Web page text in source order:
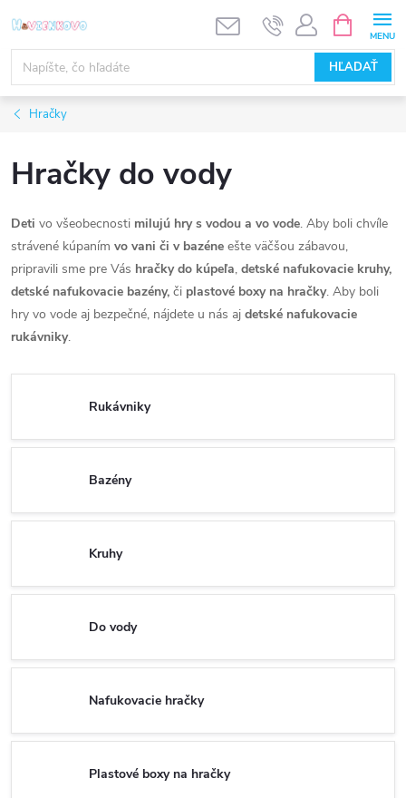
na
obsah
HĽADAŤ
KOŠÍK
Hračky
Hračky do vody
Deti vo všeobecnosti milujú hry s vodou a vo vode. Aby boli chvíle
strávené kúpaním vo vani či v bazéne ešte väčšou zábavou,
pripravili sme pre Vás hračky do kúpeľa, detské nafukovacie kruhy,
detské nafukovacie bazény, či plastové boxy na hračky. Aby boli
hry vo vode aj bezpečné, nájdete u nás aj detské nafukovacie
rukávniky.
Rukávniky
Bazény
Kruhy
Do vody
Nafukovacie hračky
Plastové boxy na hračky